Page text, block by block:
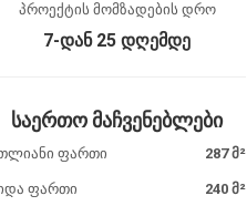
პროექტის მომზადების დრო
7-დან 25 დღემდე
საერთო მაჩვენებლები
ფართი 287 მ²
ფართი 240 მ²